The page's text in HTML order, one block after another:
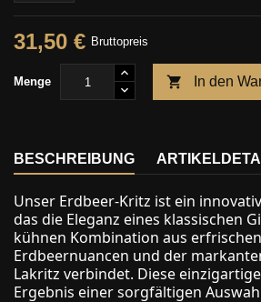
31,50 € Bruttopreis
Menge  In den
BESCHREIBUNG
Unser Erdbeer-Kritz ist ein
das die Eleganz eines klassischen
kühnen Kombination aus
Erdbeernuancen und der
Lakritz verbindet. Diese
Ergebnis einer sorgfältigen